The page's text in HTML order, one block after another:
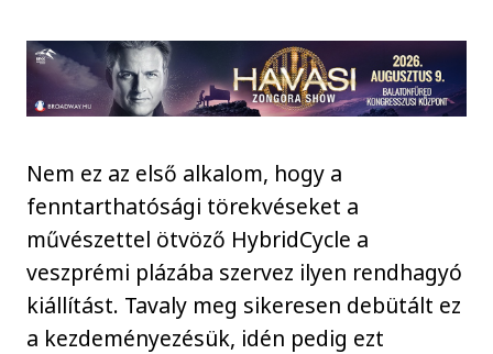
Nem ez az első alkalom, hogy a
fenntarthatósági törekvéseket a
művészettel ötvöző HybridCycle a
veszprémi plázába szervez ilyen rendhagyó
kiállítást. Tavaly meg sikeresen debütált ez
a kezdeményezésük, idén pedig ezt